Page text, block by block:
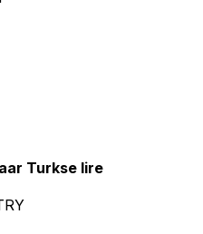
Turkse lire